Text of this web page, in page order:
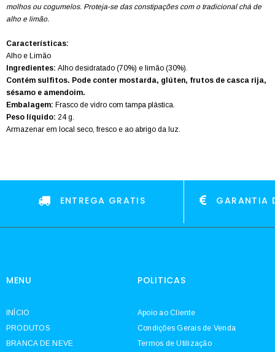
molhos ou cogumelos. Proteja-se das constipações com o tradicional chá de
alho e limão.
Características:
Alho e Limão
Ingredientes: Alho desidratado (70%) e limão (30%).
Contém sulfitos. Pode conter mostarda, glúten, frutos de casca rija,
sésamo e amendoim.
Embalagem: Frasco de vidro com tampa plástica.
Peso líquido: 24 g.
Armazenar em local seco, fresco e ao abrigo da luz.
ENTREGA GRATIS GARANTIA
MENU
INÍCIO
PRODUTOS
BRANCA DE NEVE
POLITICAS
Apoio ao Cliente
Condições Gerais de Venda
Termos de Utilização